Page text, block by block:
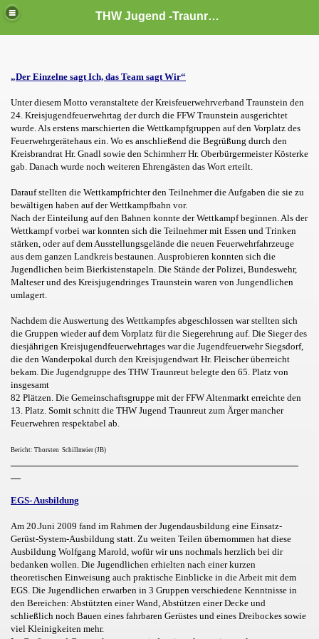
THW Jugend -Traunreut
„Der Einzelne sagt Ich, das Team sagt Wir“
Unter diesem Motto veranstaltete der Kreisfeuerwehrverband Traunstein den
24. Kreisjugendfeuerwehrtag der durch die FFW Traunstein ausgerichtet
wurde. Als erstens marschierten die Wettkampfgruppen auf den Vorplatz des
Feuerwehrgerätehaus ein. Wo es anschließend die Begrüßung durch den
Kreisbrandrat Hr. Gnadl sowie den Schirmherr Hr. Oberbürgermeister Kösterke
gab. Danach wurde noch weiteren Ehrengästen das Wort erteilt.
Darauf stellten die Wettkampfrichter den Teilnehmer die Aufgaben die sie zu
bewältigen haben auf der Wettkampfbahn vor.
Nach der Einteilung auf den Bahnen konnte der Wettkampf beginnen. Als der
Wettkampf vorbei war konnten sich die Teilnehmer mit Essen und Trinken
stärken, oder auf dem Ausstellungsgelände die neuen Feuerwehrfahrzeuge
aus dem ganzen Landkreis bestaunen. Ausprobieren konnten sich die
Jugendlichen beim Bierkistenstapeln. Die Stände der Polizei, Bundeswehr,
Malteser und des Kreisjugendringes Traunstein waren von Jungendlichen
umlagert.
Nachdem die Auswertung des Wettkampfes abgeschlossen war stellten sich
die Gruppen wieder auf dem Vorplatz für die Siegerehrung auf. Die Sieger des
diesjährigen Kreisjugendfeuerwehrtages war die Jugendfeuerwehr Siegsdorf,
die den Wanderpokal durch den Kreisjugendwart Hr. Fleischer überreicht
bekam. Die Jugendgruppe des THW Traunreut belegte den 65. Platz von
insgesamt
82 Plätzen. Die Gemeinschaftsgruppe mit der FFW Altenmarkt erreichte den
13. Platz. Somit schnitt die THW Jugend Traunreut zum Ärger mancher
Feuerwehren respektabel ab.
Bericht: Thorsten Schillmeier (JB)
EGS- Ausbildung
Am 20.Juni 2009 fand im Rahmen der Jugendausbildung eine Einsatz-
Gerüst-System-Ausbildung statt. Zu weiten Teilen übernommen hat diese
Ausbildung Wolfgang Marold, wofür wir uns nochmals herzlich bei dir
bedanken wollen. Die Jugendlichen erhielten nach einer kurzen
theoretischen Einweisung auch praktische Einblicke in die Arbeit mit dem
EGS. Die Jugendlichen erwarben in 3 Gruppen verschiedene Kenntnisse in
den Bereichen: Abstützten einer Wand, Abstützen einer Decke und
schließlich noch Bauen eines fahrbaren Gerüstes und eines Dreibockes sowie
viel Kleinigkeiten mehr.